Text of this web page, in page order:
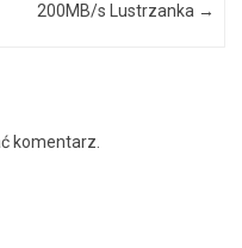
200MB/s Lustrzanka →
komentarz.